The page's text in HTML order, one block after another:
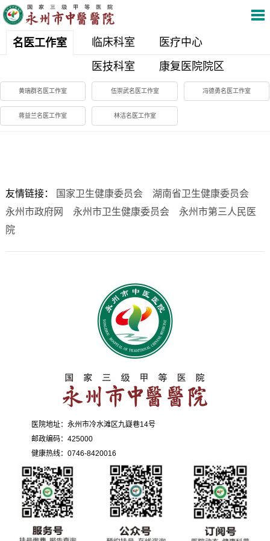
名医工作室 临床科室
医疗中心
医技科室
康复医院院区
黄瑞群名医工作室 伍崇武名医工作室 冯德勇名医工作室
蒋益兰名医工作室 林洁名医工作室
友情链接： 国家卫生健康委员会
湖南省卫生健康委员会
永州市政府网
永州市卫生健康委员会
永州市第三人民医
院
医院地址：永州市冷水滩区九嶷巷14号
邮政编码：425000
健康热线：0746-8420016